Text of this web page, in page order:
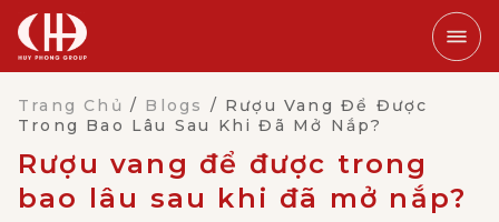
Trang Chủ / Blogs / Rượu Vang Để Được
Trong Bao Lâu Sau Khi Đã Mở Nắp?
Rượu vang để được trong
bao lâu sau khi đã mở nắp?